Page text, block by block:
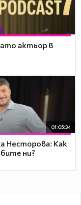
актьор в
01:05:34
Несторова: Как
ни?